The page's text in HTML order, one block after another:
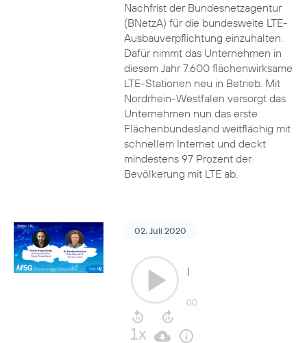
Nachfrist der Bundesnetzagentur
(BNetzA) für die bundesweite LTE-
Ausbauverpflichtung einzuhalten.
Dafür nimmt das Unternehmen in
diesem Jahr 7.600 flächenwirksame
LTE-Stationen neu in Betrieb. Mit
Nordrhein-Westfalen versorgt das
Unternehmen nun das erste
Flächenbundesland weitflächig mit
schnellem Internet und deckt
mindestens 97 Prozent der
Bevölkerung mit LTE ab.
02. Juli 2020